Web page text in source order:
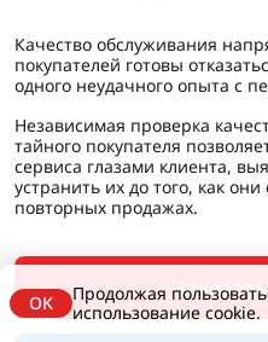
Качество обслуживания
покупателей готовы
одного неудачного опыта с
Независимая проверка
тайного покупателя
сервиса глазами клиента,
устранить их до того, как
повторных продажах.
OK
Продолжая
использование cookie.